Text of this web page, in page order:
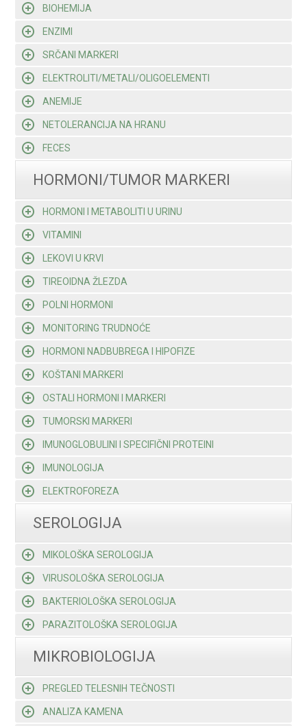
BIOHEMIJA
ENZIMI
SRČANI MARKERI
ELEKTROLITI/METALI/OLIGOELEMENTI
ANEMIJE
NETOLERANCIJA NA HRANU
FECES
HORMONI/TUMOR MARKERI
HORMONI I METABOLITI U URINU
VITAMINI
LEKOVI U KRVI
TIREOIDNA ŽLEZDA
POLNI HORMONI
MONITORING TRUDNOĆE
HORMONI NADBUBREGA I HIPOFIZE
KOŠTANI MARKERI
OSTALI HORMONI I MARKERI
TUMORSKI MARKERI
IMUNOGLOBULINI I SPECIFIČNI PROTEINI
IMUNOLOGIJA
ELEKTROFOREZA
SEROLOGIJA
MIKOLOŠKA SEROLOGIJA
VIRUSOLOŠKA SEROLOGIJA
BAKTERIOLOŠKA SEROLOGIJA
PARAZITOLOŠKA SEROLOGIJA
MIKROBIOLOGIJA
PREGLED TELESNIH TEČNOSTI
ANALIZA KAMENA